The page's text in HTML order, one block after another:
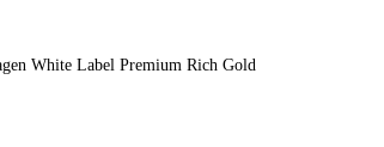
White Label Premium Rich Gold